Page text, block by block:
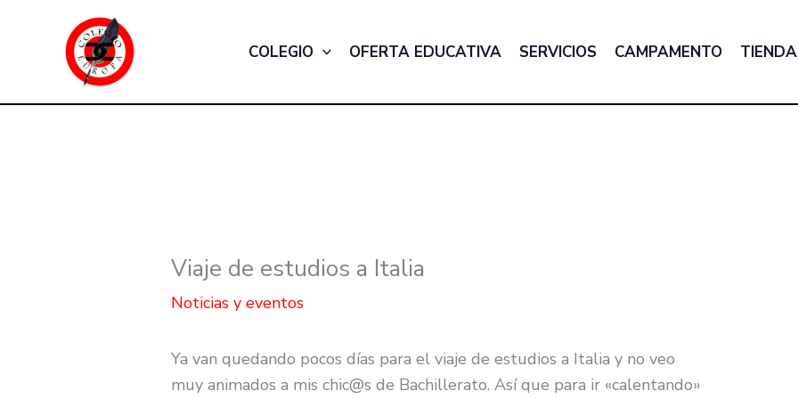
contenido
COLEGIO OFERTA EDUCATIVA SERVICIOS CAMPAMENTO TIENDA
Viaje de estudios a Italia
Noticias y eventos
Ya van quedando pocos días para el viaje de estudios a Italia y no veo
muy animados a mis chic@s de Bachillerato. Así que para ir «calentando»